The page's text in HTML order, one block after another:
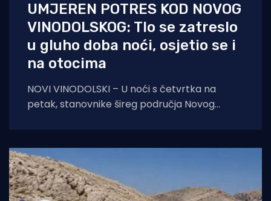
UMJEREN POTRES KOD NOVOG
VINODOLSKOG: Tlo se zatreslo
u gluho doba noći, osjetio se i
na otocima
NOVI VINODOLSKI – U noći s četvrtka na
petak, stanovnike šireg područja Novog